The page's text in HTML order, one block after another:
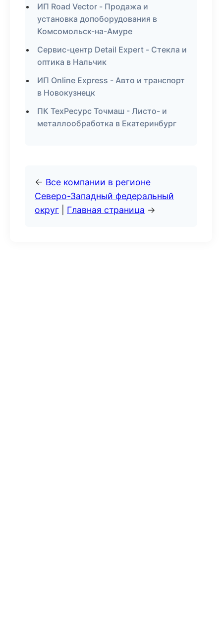
ИП Road Vector - Продажа и
установка допоборудования в
Комсомольск-на-Амуре
Сервис-центр Detail Expert - Стекла и
оптика в Нальчик
ИП Online Express - Авто и транспорт
в Новокузнецк
ПК ТехРесурс Точмаш - Листо- и
металлообработка в Екатеринбург
← Все компании в регионе
Северо-Западный федеральный
округ
Главная страница →